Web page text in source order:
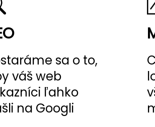
sa o to,
váš web
ľahko
na Googli